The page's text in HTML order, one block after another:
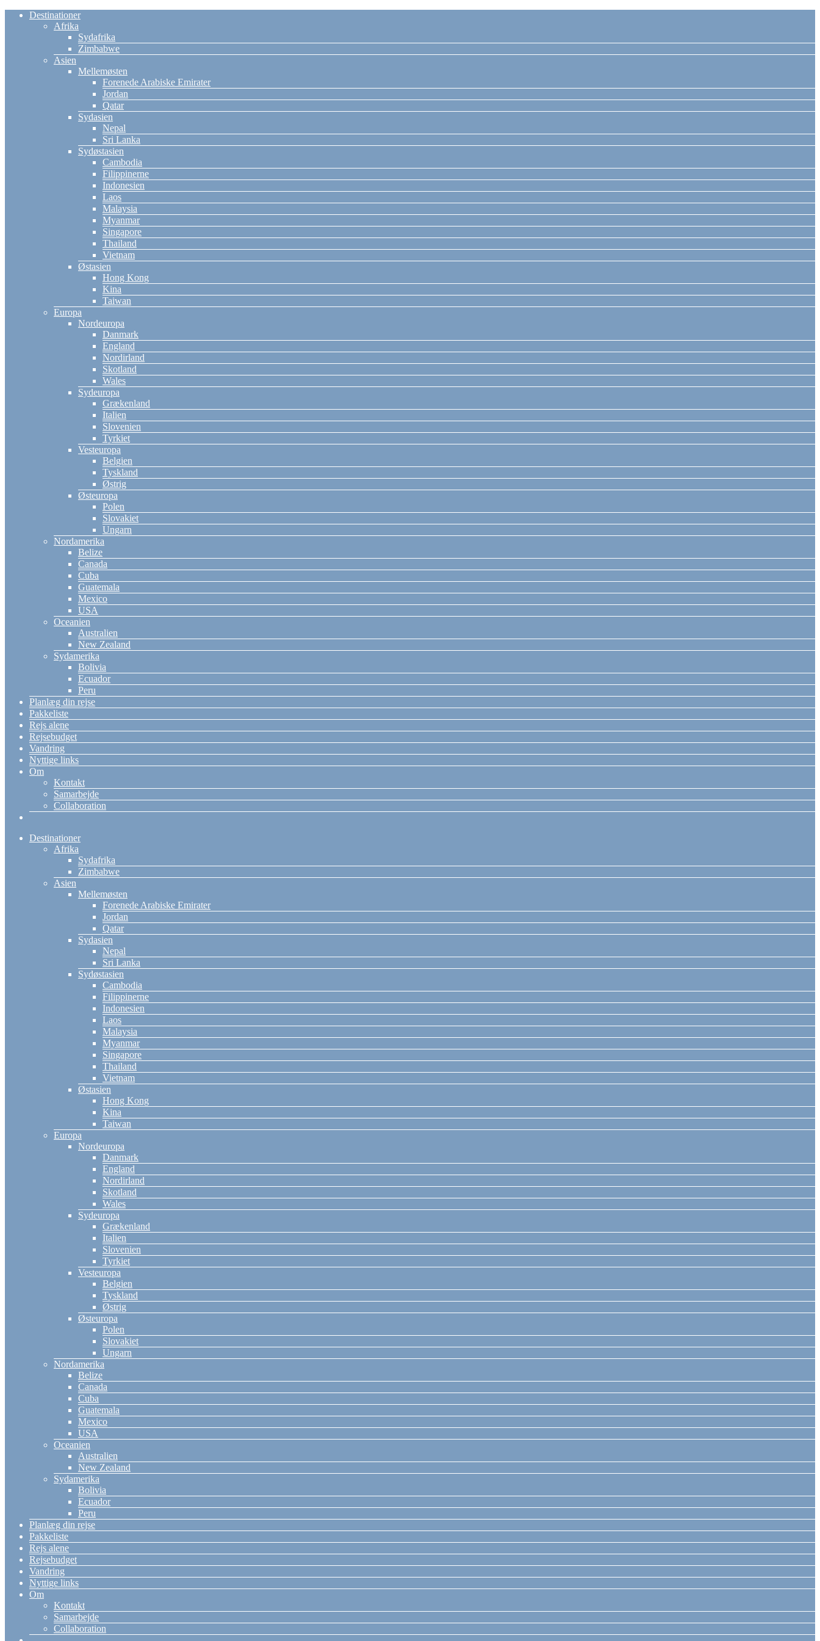
Destinationer
Afrika
Sydafrika
Zimbabwe
Asien
Mellemøsten
Forenede Arabiske Emirater
Jordan
Qatar
Sydasien
Nepal
Sri Lanka
Sydøstasien
Cambodia
Filippinerne
Indonesien
Laos
Malaysia
Myanmar
Singapore
Thailand
Vietnam
Østasien
Hong Kong
Kina
Taiwan
Europa
Nordeuropa
Danmark
England
Nordirland
Skotland
Wales
Sydeuropa
Grækenland
Italien
Slovenien
Tyrkiet
Vesteuropa
Belgien
Tyskland
Østrig
Østeuropa
Polen
Slovakiet
Ungarn
Nordamerika
Belize
Canada
Cuba
Guatemala
Mexico
USA
Oceanien
Australien
New Zealand
Sydamerika
Bolivia
Ecuador
Peru
Planlæg din rejse
Pakkeliste
Rejs alene
Rejsebudget
Vandring
Nyttige links
Om
Kontakt
Samarbejde
Collaboration
Destinationer
Afrika
Sydafrika
Zimbabwe
Asien
Mellemøsten
Forenede Arabiske Emirater
Jordan
Qatar
Sydasien
Nepal
Sri Lanka
Sydøstasien
Cambodia
Filippinerne
Indonesien
Laos
Malaysia
Myanmar
Singapore
Thailand
Vietnam
Østasien
Hong Kong
Kina
Taiwan
Europa
Nordeuropa
Danmark
England
Nordirland
Skotland
Wales
Sydeuropa
Grækenland
Italien
Slovenien
Tyrkiet
Vesteuropa
Belgien
Tyskland
Østrig
Østeuropa
Polen
Slovakiet
Ungarn
Nordamerika
Belize
Canada
Cuba
Guatemala
Mexico
USA
Oceanien
Australien
New Zealand
Sydamerika
Bolivia
Ecuador
Peru
Planlæg din rejse
Pakkeliste
Rejs alene
Rejsebudget
Vandring
Nyttige links
Om
Kontakt
Samarbejde
Collaboration